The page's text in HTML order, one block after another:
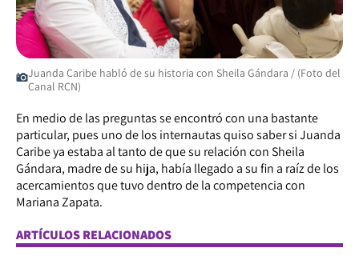
Juanda Caribe habló de su historia con Sheila Gándara / (Foto del
Canal RCN)
En medio de las preguntas se encontró con una bastante
particular, pues uno de los internautas quiso saber si Juanda
Caribe ya estaba al tanto de que su relación con Sheila
Gándara, madre de su hija, había llegado a su fin a raíz de los
acercamientos que tuvo dentro de la competencia con
Mariana Zapata.
ARTÍCULOS RELACIONADOS